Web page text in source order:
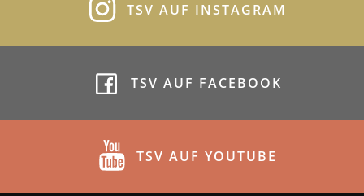
TSV AUF INSTAGRAM
TSV AUF FACEBOOK
TSV AUF YOUTUBE